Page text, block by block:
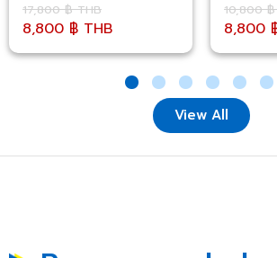
17,800 ฿ THB
8,800 ฿ THB
10,800
8,800
View All